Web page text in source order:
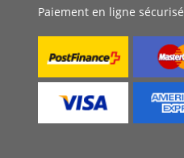
Paiement en ligne sécurisé